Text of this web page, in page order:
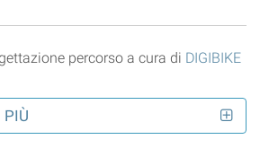
percorso a cura di DIGIBIKE
PIÙ